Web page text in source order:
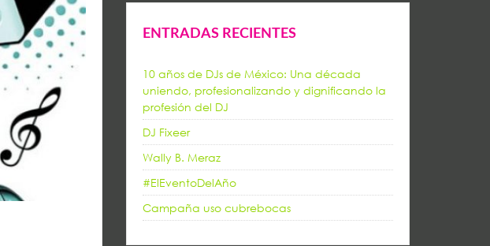
ENTRADAS RECIENTES
10 años de DJs de México: Una década
uniendo, profesionalizando y dignificando la
profesión del DJ
DJ Fixeer
Wally B. Meraz
#ElEventoDelAño
Campaña uso cubrebocas